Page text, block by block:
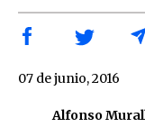
Alfonso
07 de junio, 2016